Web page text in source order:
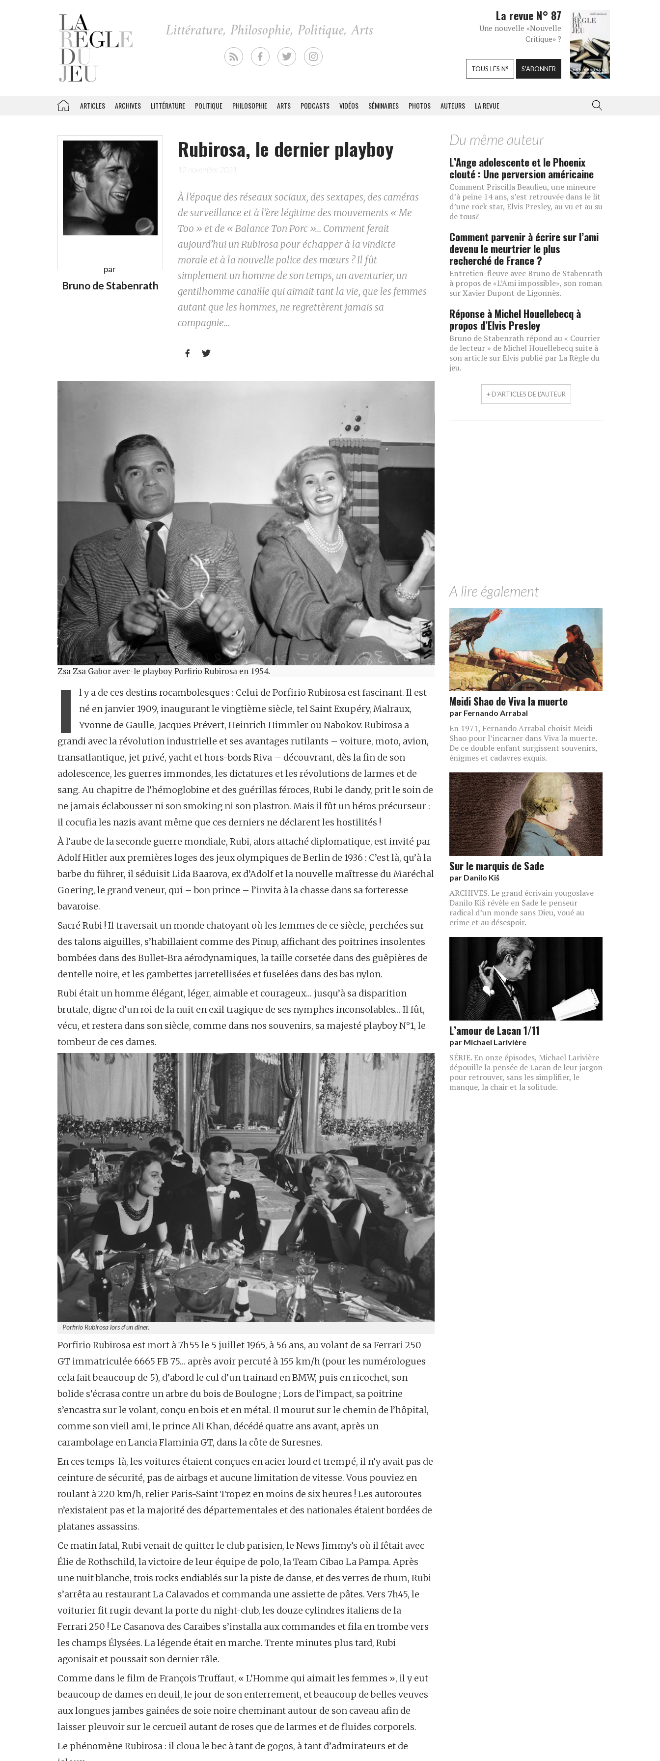
La revue N° 87
Une nouvelle «Nouvelle
Critique» ?
TOUS LES N° S'ABONNER
ARTICLES ARCHIVES LITTÉRATURE POLITIQUE PHILOSOPHIE ARTS PODCASTS VIDÉOS SÉMINAIRES PHOTOS AUTEURS LA REVUE
par
Bruno de Stabenrath
Rubirosa, le dernier playboy
12 novembre 2021
À l’époque des réseaux sociaux, des sextapes, des caméras
de surveillance et à l’ère légitime des mouvements « Me
Too » et de « Balance Ton Porc »… Comment ferait
aujourd’hui un Rubirosa pour échapper à la vindicte
morale et à la nouvelle police des mœurs ? Il fût
simplement un homme de son temps, un aventurier, un
gentilhomme canaille qui aimait tant la vie, que les femmes
autant que les hommes, ne regrettèrent jamais sa
compagnie…
 
Zsa Zsa Gabor avec-le playboy Porfirio Rubirosa en 1954.
I
l y a de ces destins rocambolesques : Celui de Porfirio Rubirosa est fascinant. Il est
né en janvier 1909, inaugurant le vingtième siècle, tel Saint Exupéry, Malraux,
Yvonne de Gaulle, Jacques Prévert, Heinrich Himmler ou Nabokov. Rubirosa a
grandi avec la révolution industrielle et ses avantages rutilants – voiture, moto, avion,
transatlantique, jet privé, yacht et hors-bords Riva – découvrant, dès la fin de son
adolescence, les guerres immondes, les dictatures et les révolutions de larmes et de
sang. Au chapitre de l’hémoglobine et des guérillas féroces, Rubi le dandy, prit le soin de
ne jamais éclabousser ni son smoking ni son plastron. Mais il fût un héros précurseur :
il cocufia les nazis avant même que ces derniers ne déclarent les hostilités !
À l’aube de la seconde guerre mondiale, Rubi, alors attaché diplomatique, est invité par
Adolf Hitler aux premières loges des jeux olympiques de Berlin de 1936 : C’est là, qu’à la
barbe du führer, il séduisit Lida Baarova, ex d’Adolf et la nouvelle maîtresse du Maréchal
Goering, le grand veneur, qui – bon prince – l’invita à la chasse dans sa forteresse
bavaroise.
Sacré Rubi ! Il traversait un monde chatoyant où les femmes de ce siècle, perchées sur
des talons aiguilles, s’habillaient comme des Pinup, affichant des poitrines insolentes
bombées dans des Bullet-Bra aérodynamiques, la taille corsetée dans des guêpières de
dentelle noire, et les gambettes jarretellisées et fuselées dans des bas nylon.
Rubi était un homme élégant, léger, aimable et courageux… jusqu’à sa disparition
brutale, digne d’un roi de la nuit en exil tragique de ses nymphes inconsolables… Il fût,
vécu, et restera dans son siècle, comme dans nos souvenirs, sa majesté playboy N°1, le
tombeur de ces dames.
Porfirio Rubirosa lors d’un dîner.
Porfirio Rubirosa est mort à 7h55 le 5 juillet 1965, à 56 ans, au volant de sa Ferrari 250
GT immatriculée 6665 FB 75… après avoir percuté à 155 km/h (pour les numérologues
cela fait beaucoup de 5), d’abord le cul d’un trainard en BMW, puis en ricochet, son
bolide s’écrasa contre un arbre du bois de Boulogne ; Lors de l’impact, sa poitrine
s’encastra sur le volant, conçu en bois et en métal. Il mourut sur le chemin de l’hôpital,
comme son vieil ami, le prince Ali Khan, décédé quatre ans avant, après un
carambolage en Lancia Flaminia GT, dans la côte de Suresnes.
En ces temps-là, les voitures étaient conçues en acier lourd et trempé, il n’y avait pas de
ceinture de sécurité, pas de airbags et aucune limitation de vitesse. Vous pouviez en
roulant à 220 km/h, relier Paris-Saint Tropez en moins de six heures ! Les autoroutes
n’existaient pas et la majorité des départementales et des nationales étaient bordées de
platanes assassins.
Ce matin fatal, Rubi venait de quitter le club parisien, le News Jimmy’s où il fêtait avec
Élie de Rothschild, la victoire de leur équipe de polo, la Team Cibao La Pampa. Après
une nuit blanche, trois rocks endiablés sur la piste de danse, et des verres de rhum, Rubi
s’arrêta au restaurant La Calavados et commanda une assiette de pâtes. Vers 7h45, le
voiturier fit rugir devant la porte du night-club, les douze cylindres italiens de la
Ferrari 250 ! Le Casanova des Caraïbes s’installa aux commandes et fila en trombe vers
les champs Élysées. La légende était en marche. Trente minutes plus tard, Rubi
agonisait et poussait son dernier râle.
Comme dans le film de François Truffaut, « L’Homme qui aimait les femmes », il y eut
beaucoup de dames en deuil, le jour de son enterrement, et beaucoup de belles veuves
aux longues jambes gainées de soie noire cheminant autour de son caveau afin de
laisser pleuvoir sur le cercueil autant de roses que de larmes et de fluides corporels.
Le phénomène Rubirosa : il cloua le bec à tant de gogos, à tant d’admirateurs et de
Du même auteur
L’Ange adolescente et le Phoenix
clouté : Une perversion américaine
Comment Priscilla Beaulieu, une mineure
d’à peine 14 ans, s’est retrouvée dans le lit
d’une rock star, Elvis Presley, au vu et au su
de tous?
Comment parvenir à écrire sur l’ami
devenu le meurtrier le plus
recherché de France ?
Entretien-fleuve avec Bruno de Stabenrath
à propos de «L’Ami impossible», son roman
sur Xavier Dupont de Ligonnès.
Réponse à Michel Houellebecq à
propos d’Elvis Presley
Bruno de Stabenrath répond au « Courrier
de lecteur » de Michel Houellebecq suite à
son article sur Elvis publié par La Règle du
jeu.
+ D'ARTICLES DE L'AUTEUR
A lire également
Meidi Shao de Viva la muerte
par Fernando Arrabal
En 1971, Fernando Arrabal choisit Meidi
Shao pour l’incarner dans Viva la muerte.
De ce double enfant surgissent souvenirs,
énigmes et cadavres exquis.
Sur le marquis de Sade
par Danilo Kiš
ARCHIVES. Le grand écrivain yougoslave
Danilo Kiš révèle en Sade le penseur
radical d’un monde sans Dieu, voué au
crime et au désespoir.
L’amour de Lacan 1/11
par Michael Larivière
SÉRIE. En onze épisodes, Michael Larivière
dépouille la pensée de Lacan de leur jargon
pour retrouver, sans les simplifier, le
manque, la chair et la solitude.